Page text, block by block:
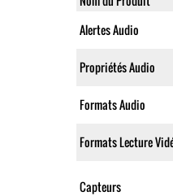
Alertes Audio
Propriétés Audio
Formats Audio
Formats Lecture
Capteurs